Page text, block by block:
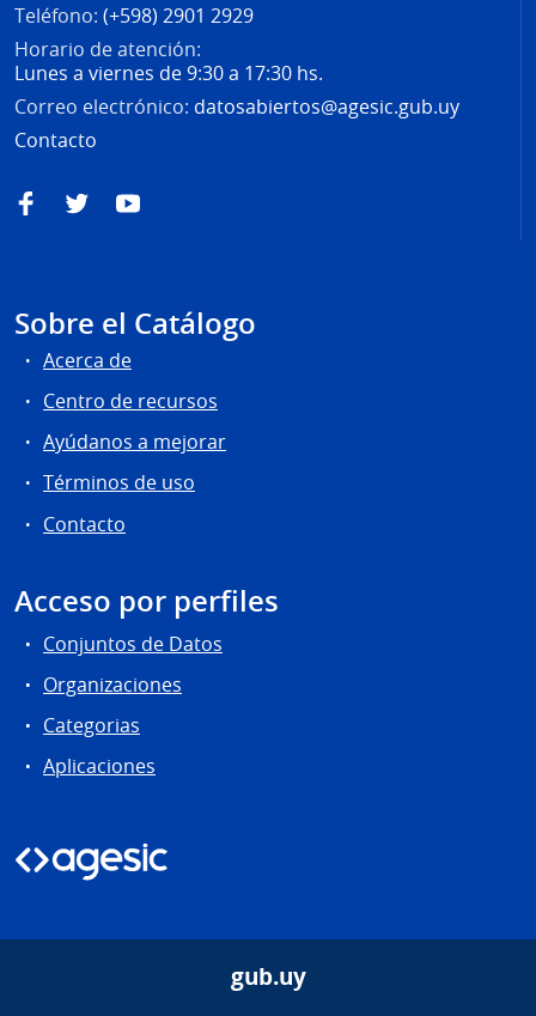
Teléfono: (+598) 2901 2929
Horario de atención:
Lunes a viernes de 9:30 a 17:30 hs.
Correo electrónico: datosabiertos@agesic.gub.uy
Contacto
FacebookTwitterYouTube
Sobre el Catálogo
Acerca de
Centro de recursos
Ayúdanos a mejorar
Términos de uso
Contacto
Acceso por perfiles
Conjuntos de Datos
Organizaciones
Categorias
Aplicaciones
gub.uy